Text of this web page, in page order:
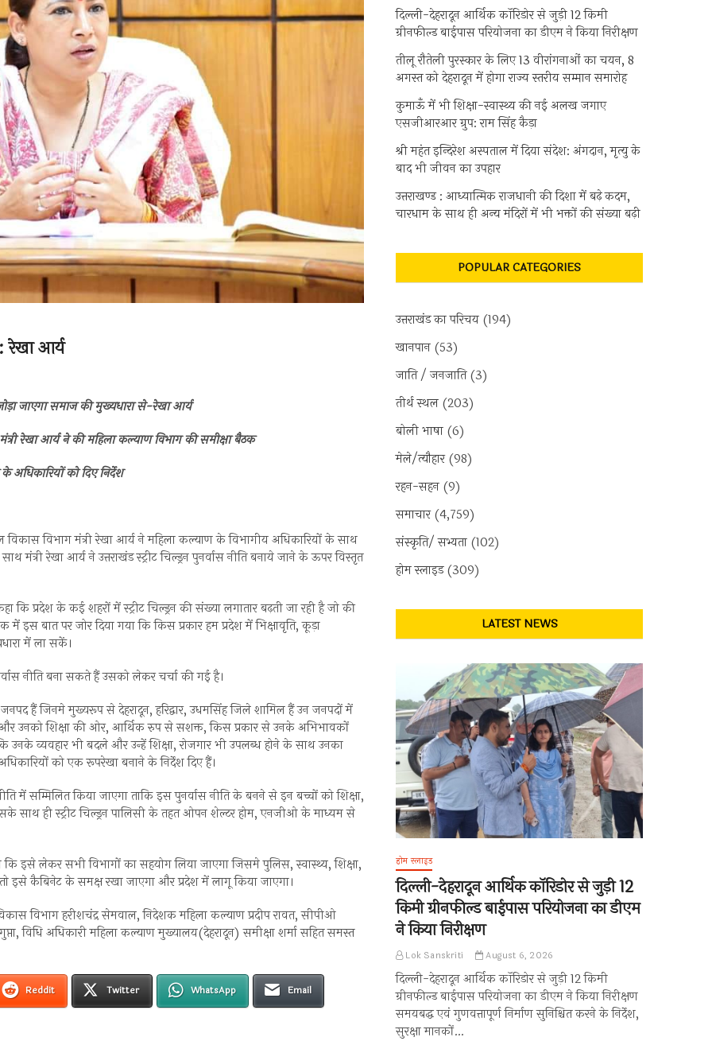
रेखा आर्य
जाएगा समाज की मुख्यधारा से-रेखा आर्य
रेखा आर्य ने की महिला कल्याण विभाग की समीक्षा बैठक
को दिए निर्देश
विभाग मंत्री रेखा आर्य ने महिला कल्याण के विभागीय अधिकारियों के साथ
रेखा आर्य ने उत्तराखंड स्ट्रीट चिल्ड्रन पुनर्वास नीति बनाये जाने के ऊपर विस्तृत
प्रदेश के कई शहरों में स्ट्रीट चिल्ड्रन की संख्या लगातार बढ़ती जा रही है जो की
इस बात पर जोर दिया गया कि किस प्रकार हम प्रदेश में भिक्षावृति, कूड़ा
में ला सकें।
नीति बना सकते हैं उसको लेकर चर्चा की गई है।
हैं जिनमे मुख्यरूप से देहरादून, हरिद्वार, उधमसिंह जिले शामिल हैं उन जनपदों में
और उनको शिक्षा की ओर, आर्थिक रुप से सशक्त, किस प्रकार से उनके अभिभावकों
व्यवहार भी बदले और उन्हें शिक्षा, रोजगार भी उपलब्ध होने के साथ उनका
को एक रूपरेखा बनाने के निर्देश दिए हैं।
में सम्मिलित किया जाएगा ताकि इस पुनर्वास नीति के बनने से इन बच्चों को शिक्षा,
साथ ही स्ट्रीट चिल्ड्रन पालिसी के तहत ओपन शेल्टर होम, एनजीओ के माध्यम से
इसे लेकर सभी विभागों का सहयोग लिया जाएगा जिसमे पुलिस, स्वास्थ्य, शिक्षा,
इसे कैबिनेट के समक्ष रखा जाएगा और प्रदेश में लागू किया जाएगा।
विभाग हरीशचंद्र सेमवाल, निदेशक महिला कल्याण प्रदीप रावत, सीपीओ
विधि अधिकारी महिला कल्याण मुख्यालय(देहरादून) समीक्षा शर्मा सहित समस्त
Reddit Twitter WhatsApp Email
दिल्ली-देहरादून आर्थिक कॉरिडोर से जुड़ी 12 किमी
ग्रीनफील्ड बाईपास परियोजना का डीएम ने किया निरीक्षण
तीलू रौतेली पुरस्कार के लिए 13 वीरांगनाओं का चयन, 8
अगस्त को देहरादून में होगा राज्य स्तरीय सम्मान समारोह
कुमाऊँ में भी शिक्षा-स्वास्थ्य की नई अलख जगाए
एसजीआरआर ग्रुप: राम सिंह कैड़ा
श्री महंत इन्दिरेश अस्पताल में दिया संदेश: अंगदान, मृत्यु के
बाद भी जीवन का उपहार
उत्तराखण्ड : आध्यात्मिक राजधानी की दिशा में बढ़े कदम,
चारधाम के साथ ही अन्य मंदिरों में भी भक्तों की संख्या बढ़ी
POPULAR CATEGORIES
उत्तराखंड का परिचय (194)
खानपान (53)
जाति / जनजाति(3)
तीर्थ स्थल (203)
बोली भाषा (6)
मेले/त्यौहार(98)
रहन-सहन (9)
समाचार(4,759)
संस्कृति/ सभ्यता (102)
होम स्लाइड(309)
LATEST NEWS
होम स्लाइड
दिल्ली-देहरादून आर्थिक कॉरिडोर से जुड़ी 12
किमी ग्रीनफील्ड बाईपास परियोजना का डीएम
ने किया निरीक्षण
Lok Sanskriti August 6, 2026
दिल्ली-देहरादून आर्थिक कॉरिडोर से जुड़ी 12 किमी
ग्रीनफील्ड बाईपास परियोजना का डीएम ने किया निरीक्षण
समयबद्ध एवं गुणवत्तापूर्ण निर्माण सुनिश्चित करने के निर्देश,
सुरक्षा मानकों…